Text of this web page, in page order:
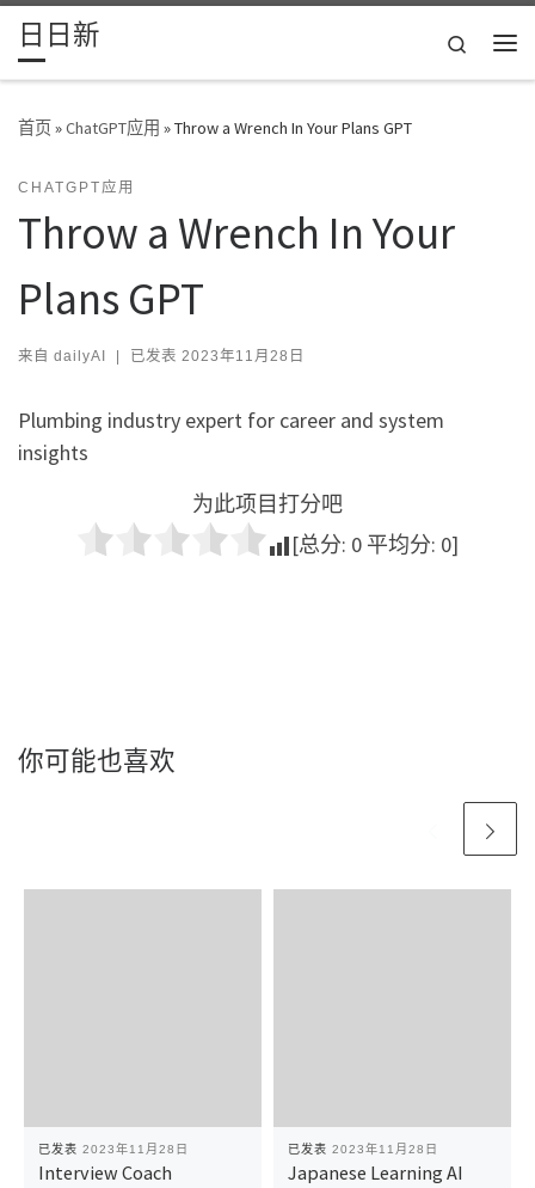
Skip to content
日日新
Search
首页»ChatGPT应用 »Throw a Wrench In Your Plans GPT
CHATGPT应用
Throw a Wrench In Your
Plans GPT
来自 dailyAI | 已发表 2023年11月28日
Plumbing industry expert for career and system
insights
为此项目打分吧
[总分: 0 平均分: 0]
你可能也喜欢
已发表 2023年11月28日
Interview Coach
已发表 2023年11月28日
Japanese Learning AI